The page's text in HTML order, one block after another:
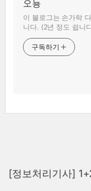
오뇽
이 블로그는 손가락
니다. (2년 정도 쉽니
구독하기
[정보처리기사]